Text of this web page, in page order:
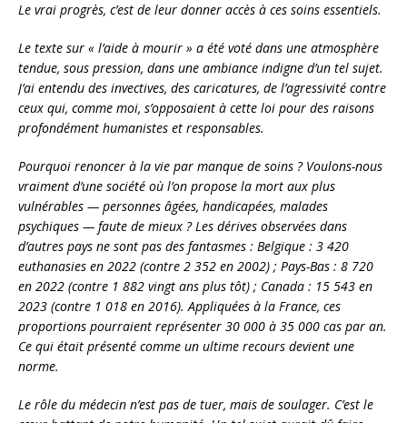
Le vrai progrès, c’est de leur donner accès à ces soins essentiels.
Le texte sur « l’aide à mourir » a été voté dans une atmosphère
tendue, sous pression, dans une ambiance indigne d’un tel sujet.
J’ai entendu des invectives, des caricatures, de l’agressivité contre
ceux qui, comme moi, s’opposaient à cette loi pour des raisons
profondément humanistes et responsables.
Pourquoi renoncer à la vie par manque de soins ? Voulons-nous
vraiment d’une société où l’on propose la mort aux plus
vulnérables — personnes âgées, handicapées, malades
psychiques — faute de mieux ? Les dérives observées dans
d’autres pays ne sont pas des fantasmes : Belgique : 3 420
euthanasies en 2022 (contre 2 352 en 2002) ; Pays-Bas : 8 720
en 2022 (contre 1 882 vingt ans plus tôt) ; Canada : 15 543 en
2023 (contre 1 018 en 2016). Appliquées à la France, ces
proportions pourraient représenter 30 000 à 35 000 cas par an.
Ce qui était présenté comme un ultime recours devient une
norme.
Le rôle du médecin n’est pas de tuer, mais de soulager. C’est le